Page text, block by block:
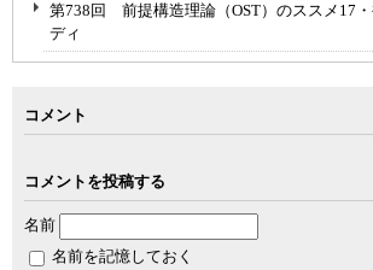
第738回 前提構造理論（OST）のススメ17
ディ
コメント
コメントを投稿する
名前
名前を記憶しておく